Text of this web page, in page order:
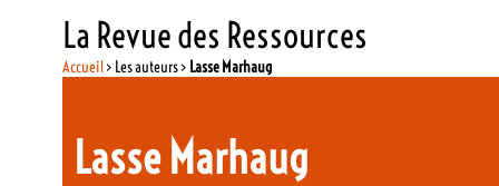
La Revue des Ressources
Accueil> Les auteurs > Lasse Marhaug
Lasse Marhaug